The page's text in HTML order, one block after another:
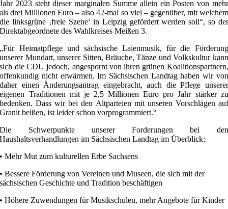
Jahr 2023 steht dieser marginalen Summe allein ein Posten von mehr
als drei Millionen Euro – also 42-mal so viel – gegenüber, mit welchem
die linksgrüne ‚freie Szene‘ in Leipzig gefördert werden soll“, so der
Direktabgeordnete des Wahlkreises Meißen 3.
„Für Heimatpflege und sächsische Laienmusik, für die Förderung
unserer Mundart, unserer Sitten, Bräuche, Tänze und Volkskultur kann
sich die CDU jedoch, angespornt von ihren grünen Koalitionspartnern,
offenkundig nicht erwärmen. Im Sächsischen Landtag haben wir von
daher einen Änderungsantrag eingebracht, auch die Pflege unserer
eigenen Traditionen mit je 2,5 Millionen Euro pro Jahr stärker zu
bedenken. Dass wir bei den Altparteien mit unseren Vorschlägen auf
Granit beißen, ist leider schon vorprogrammiert.“
Die Schwerpunkte unserer Forderungen bei den
Haushaltsverhandlungen im Sächsischen Landtag im Überblick:
• Mehr Mut zum kulturellen Erbe Sachsens
• Bessere Förderung von Vereinen und Museen, die sich mit der
sächsischen Geschichte und Tradition beschäftigen
• Höhere Zuwendungen für Musikschulen, mehr Angebote für Kinder